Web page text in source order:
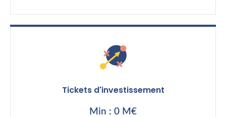
Tickets d'investissement
Min : 0 M€